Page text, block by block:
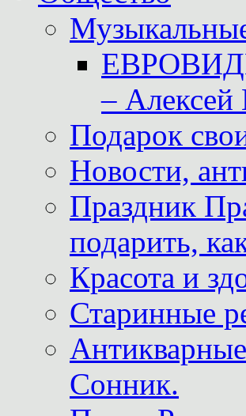
– Алексей
Подарок
Новости,
Праздник
подарить,
Красота и
Старинные
Сонник.